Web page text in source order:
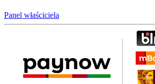
Panel właściciela